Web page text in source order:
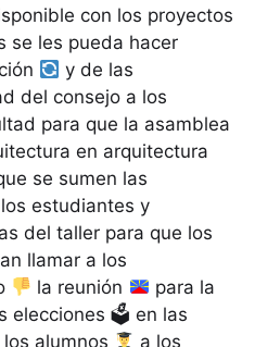
con los proyectos
se les pueda hacer
y de las
del consejo a los
para que la asamblea
en arquitectura
se sumen las
estudiantes y
del taller para que los
llamar a los
la reunión
para la
elecciones 🗳 en las
alumnos
a los